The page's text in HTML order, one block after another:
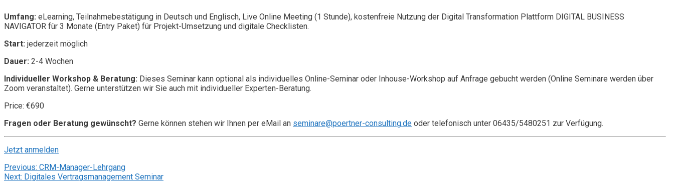
Umfang: eLearning, Teilnahmebestätigung in Deutsch und Englisch, Live Online Meeting (1 Stunde), kostenfreie Nutzung der Digital Transformation Plattform DIGITAL BUSINESS
NAVIGATOR für 3 Monate (Entry Paket) für Projekt-Umsetzung und digitale Checklisten.
Start: jederzeit möglich
Dauer: 2-4 Wochen
Individueller Workshop & Beratung: Dieses Seminar kann optional als individuelles Online-Seminar oder Inhouse-Workshop auf Anfrage gebucht werden (Online Seminare werden über
Zoom veranstaltet). Gerne unterstützen wir Sie auch mit individueller Experten-Beratung.
Price: €690
Fragen oder Beratung gewünscht? Gerne können stehen wir Ihnen per eMail an seminare@poertner-consulting.de oder telefonisch unter 06435/5480251 zur Verfügung.
Jetzt anmelden
Beitragsnavigation
Previous: CRM-Manager-Lehrgang
Next: Digitales Vertragsmanagement Seminar